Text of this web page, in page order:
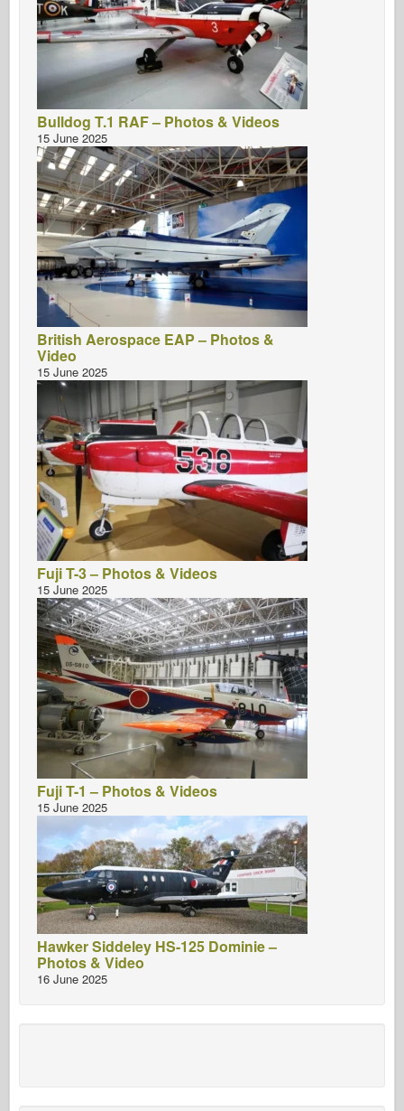
Bulldog T.1 RAF – Photos & Videos
15 June 2025
British Aerospace EAP – Photos &
Video
15 June 2025
Fuji T-3 – Photos & Videos
15 June 2025
Fuji T-1 – Photos & Videos
15 June 2025
Hawker Siddeley HS-125 Dominie –
Photos & Video
16 June 2025